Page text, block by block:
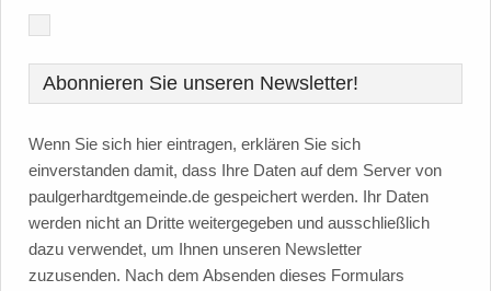
Abonnieren Sie unseren Newsletter!
Wenn Sie sich hier eintragen, erklären Sie sich
einverstanden damit, dass Ihre Daten auf dem Server von
paulgerhardtgemeinde.de gespeichert werden. Ihr Daten
werden nicht an Dritte weitergegeben und ausschließlich
dazu verwendet, um Ihnen unseren Newsletter
zuzusenden. Nach dem Absenden dieses Formulars